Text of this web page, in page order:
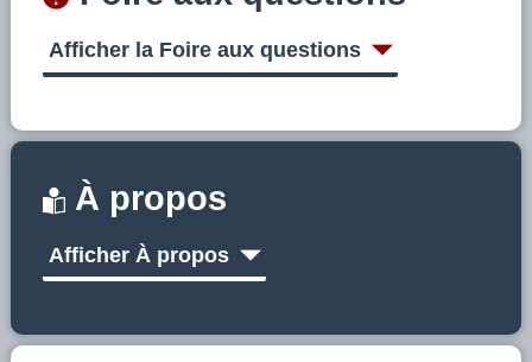
Afficher la Foire aux questions
À propos
Afficher À propos